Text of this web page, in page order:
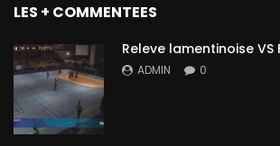
LES + COMMENTEES
Releve lamentinoise VS
ADMIN 0